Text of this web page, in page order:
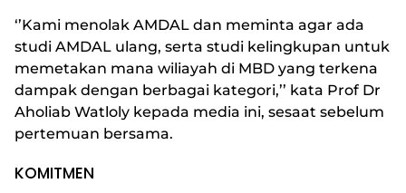
‘’Kami menolak AMDAL dan meminta agar ada
studi AMDAL ulang, serta studi kelingkupan untuk
memetakan mana wiliayah di MBD yang terkena
dampak dengan berbagai kategori,’’ kata Prof Dr
Aholiab Watloly kepada media ini, sesaat sebelum
pertemuan bersama.
KOMITMEN